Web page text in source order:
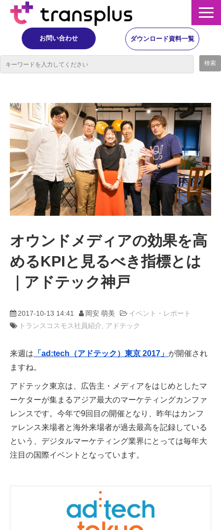
お問い合わせ ダウンロード資料一覧
イベント・レポート
ニュース
コラム
事例
動画
trans-DXプロデューサー
オウンドメディアの効果を高
めるKPIと見るべき指標とは
｜アドテック神戸
2017-10-13 14:41 岡安 萌美
イベント・レポート
トランスコスモス社員紹介
アドテック
来週は 「ad:tech（アドテック）東京 2017」 が開催され
ますね。
アドテック東京は、広告主・メディアをはじめとしたマ
ーケターが集まるアジア最大のマーケティングカンファ
レンスです。今年で9回目の開催となり、昨年はカンフ
ァレンス来場者と海外来場者が過去最高を記録している
という、デジタルマーケティング業界にとっては毎年大
注目の国際イベントとなっています。